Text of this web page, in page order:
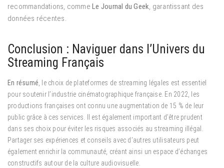
recommandations, commeLe Journal du Geek, garantissant des
données récentes.
Conclusion : Naviguer dans l’Univers du
Streaming Français
En résumé , le choix de plateformes de streaming légales est essentiel
pour soutenir l’industrie cinématographique française. En 2022, les
productions françaises ont connu une augmentation de 15 % de leur
public grâce à ces services. Il est également important d’être prudent
dans ses choix pour éviter les risques associés au streaming illégal.
Partager ses expériences et conseils avec d’autres utilisateurs peut
également enrichir la communauté, créant ainsi un espace d’échanges
constructifs autour de la culture audiovisuelle.